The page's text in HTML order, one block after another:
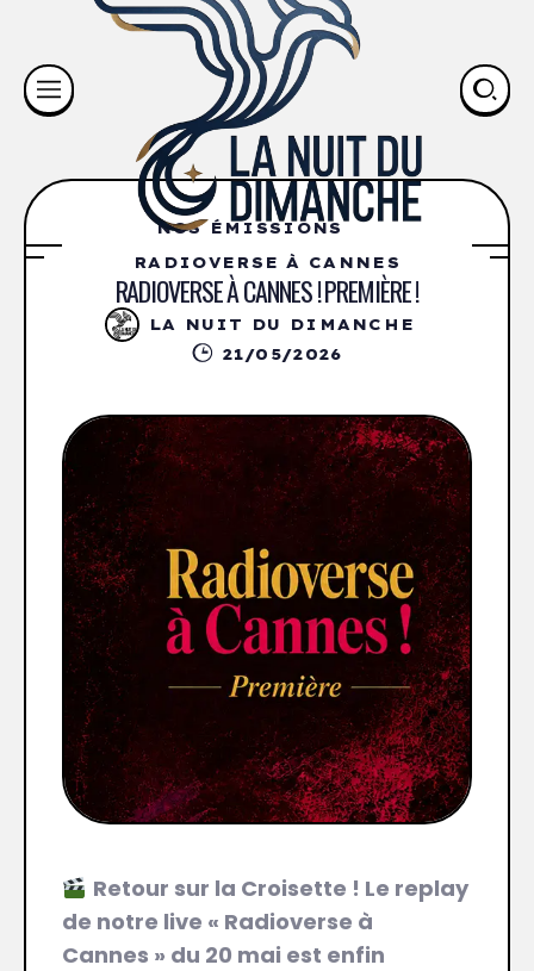
NOS ÉMISSIONS
RADIOVERSE À CANNES
RADIOVERSE À CANNES ! PREMIÈRE !
LA NUIT DU DIMANCHE
21/05/2026
Retour sur la Croisette ! Le replay
de notre live « Radioverse à
Cannes » du 20 mai est enfin